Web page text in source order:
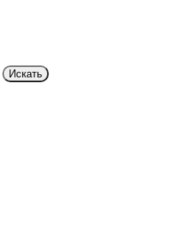
Искать